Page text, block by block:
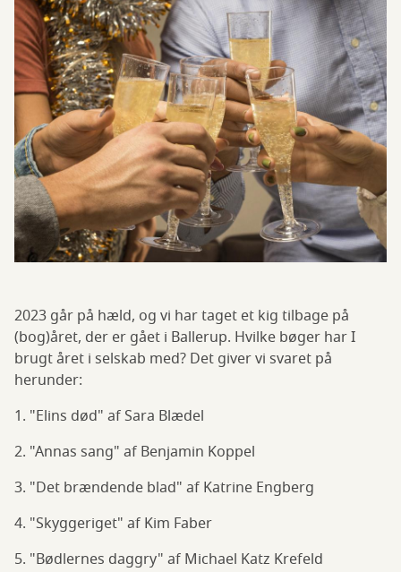
2023 går på hæld, og vi har taget et kig tilbage på
(bog)året, der er gået i Ballerup. Hvilke bøger har I
brugt året i selskab med? Det giver vi svaret på
herunder:
1. "Elins død" af Sara Blædel
2. "Annas sang" af Benjamin Koppel
3. "Det brændende blad" af Katrine Engberg
4. "Skyggeriget" af Kim Faber
5. "Bødlernes daggry" af Michael Katz Krefeld